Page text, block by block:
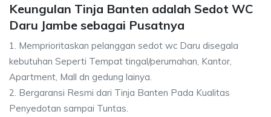
Keungulan Tinja Banten adalah Sedot WC
Daru Jambe sebagai Pusatnya
1. Memprioritaskan pelanggan sedot wc Daru disegala
kebutuhan Seperti Tempat tingal/perumahan, Kantor,
Apartment, Mall dn gedung lainya.
2. Bergaransi Resmi dari Tinja Banten Pada Kualitas
Penyedotan sampai Tuntas.